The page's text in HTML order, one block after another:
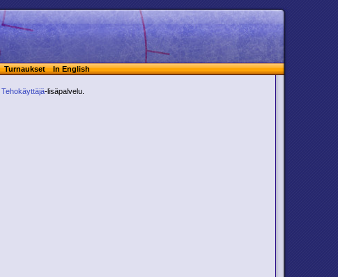
Turnaukset In English
Tehokäyttäjä-lisäpalvelu.